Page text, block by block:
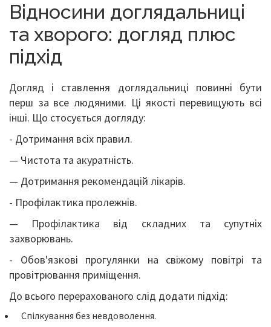
Відносини доглядальниці
та хворого: догляд плюс
підхід
Догляд і ставлення доглядальниці повинні бути
перш за все людяними. Ці якості перевищують всі
інші. Що стосується догляду:
- Дотримання всіх правил.
— Чистота та акуратність.
— Дотримання рекомендацій лікарів.
- Профілактика пролежнів.
— Профілактика від складних та супутніх
захворювань.
- Обов'язкові прогулянки на свіжому повітрі та
провітрювання приміщення.
До всього перерахованого слід додати підхід:
Спілкування без невдоволення.